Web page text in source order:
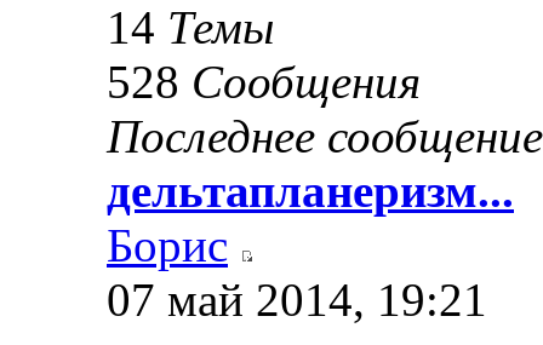
14 Темы
528 Сообщения
Последнее сообщение
дельтапланеризм...
Борис
07 май 2014, 19:21